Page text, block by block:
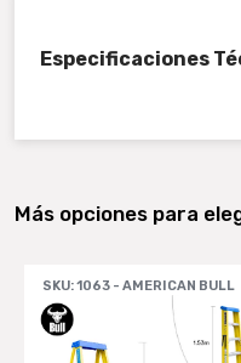
Especificaciones
Más opciones para
SKU: 1063 - AMERICAN BULL